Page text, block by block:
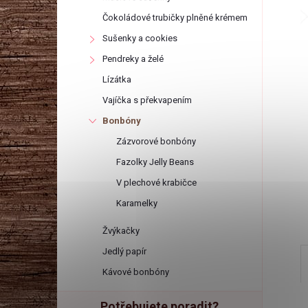
r
a
n
n
í
p
a
n
e
Čokoládové trubičky plněné krémem
Sušenky a cookies
Pendreky a želé
Lízátka
Vajíčka s překvapením
Bonbóny
Zázvorové bonbóny
Fazolky Jelly Beans
V plechové krabičce
Karamelky
Žvýkačky
Jedlý papír
Kávové bonbóny